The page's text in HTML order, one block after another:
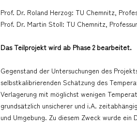
Prof. Dr. Roland Herzog: TU Chemnitz,
Prof. Dr. Martin Stoll: TU Chemnitz,
Das Teilprojekt wird ab Phase 2 bearbeitet.
Gegenstand der Untersuchungen des
selbstkalibrierenden Schätzung des
Verlagerung mit möglichst wenigen
grundsätzlich unsicherer und i.A.
und Umgebung. Zu diesem Zweck wurde